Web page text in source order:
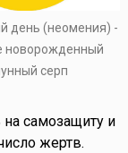
день (неомения) -
новорожденный
серп
на самозащиту и
жертв.